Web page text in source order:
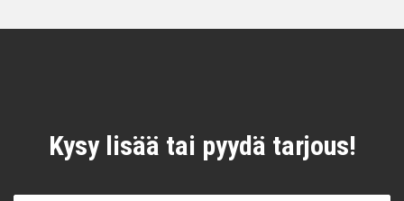
Kysy lisää tai pyydä tarjous!